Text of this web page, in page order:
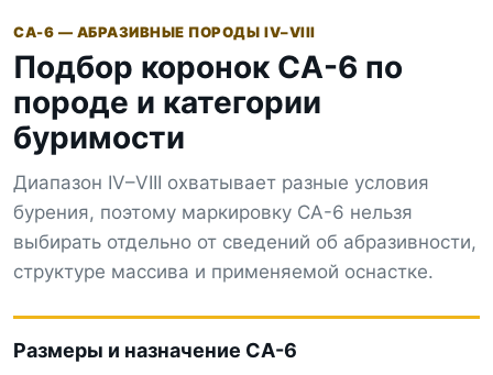
СА-6 — АБРАЗИВНЫЕ ПОРОДЫ IV–VIII
Подбор коронок СА-6 по
породе и категории
буримости
Диапазон IV–VIII охватывает разные условия
бурения, поэтому маркировку СА-6 нельзя
выбирать отдельно от сведений об абразивности,
структуре массива и применяемой оснастке.
Размеры и назначение СА-6